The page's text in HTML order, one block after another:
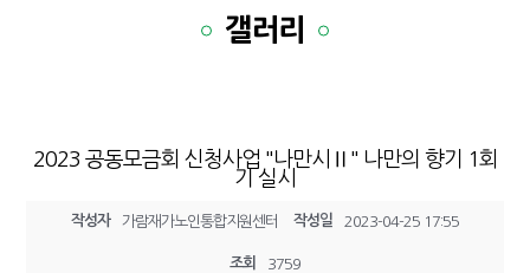
갤러리
2023 공동모금회 신청사업 "나만시Ⅱ" 나만의 향기 1회
기 실시
작성자 가람재가노인통합지원센터 작성일 2023-04-25 17:55
조회 3759